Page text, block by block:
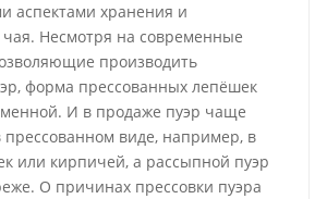
аспектами хранения и
Несмотря на современные
производить
форма прессованных лепёшек
И в продаже пуэр чаще
прессованном виде, например, в
или кирпичей, а рассыпной пуэр
О причинах прессовки пуэра